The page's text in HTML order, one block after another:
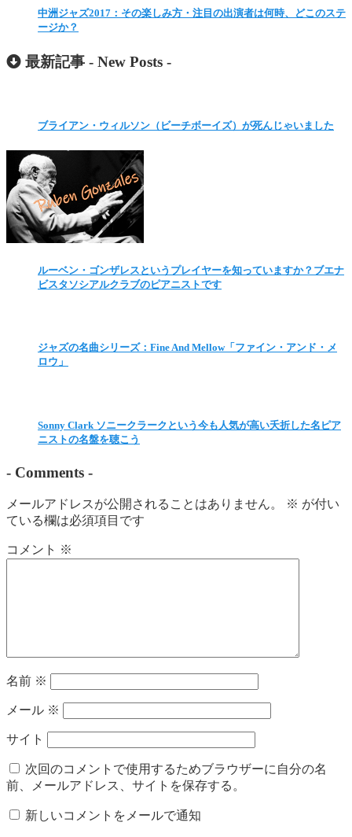
中洲ジャズ2017：その楽しみ方・注目の出演者は何時、どこのステ
ージか？
最新記事 - New Posts -
ブライアン・ウィルソン（ビーチボーイズ）が死んじゃいました
ルーベン・ゴンザレスというプレイヤーを知っていますか？ブエナ
ビスタソシアルクラブのピアニストです
ジャズの名曲シリーズ：Fine And Mellow「ファイン・アンド・メ
ロウ」
Sonny Clark ソニークラークという今も人気が高い夭折した名ピア
ニストの名盤を聴こう
- Comments -
メールアドレスが公開されることはありません。 ※ が付い
ている欄は必須項目です
コメント ※
名前 ※
メール ※
サイト
次回のコメントで使用するためブラウザーに自分の名
前、メールアドレス、サイトを保存する。
新しいコメントをメールで通知